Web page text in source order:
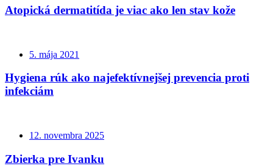
Atopická dermatitída je viac ako len stav kože
5. mája 2021
Hygiena rúk ako najefektívnejšej prevencia proti
infekciám
12. novembra 2025
Zbierka pre Ivanku